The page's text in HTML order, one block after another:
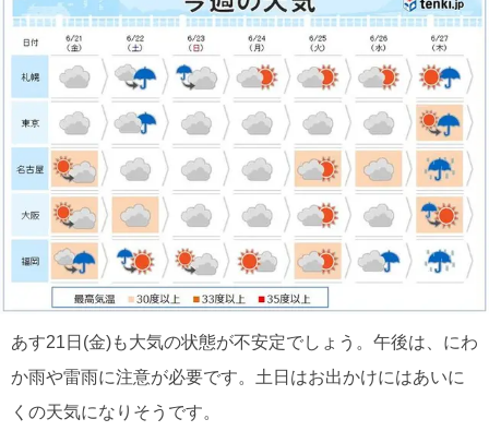
あす21日(金)も大気の状態が不安定でしょう。午後は、にわ
か雨や雷雨に注意が必要です。土日はお出かけにはあいに
くの天気になりそうです。